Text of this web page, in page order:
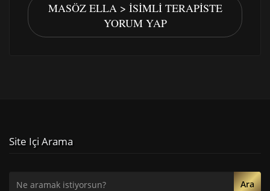
MASÖZ ELLA > İSIMLI TERAPISTE
YORUM YAP
Site Içi Arama
Ara